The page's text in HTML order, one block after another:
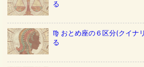
る
♍️ おとめ座の６区分(クイナ
る